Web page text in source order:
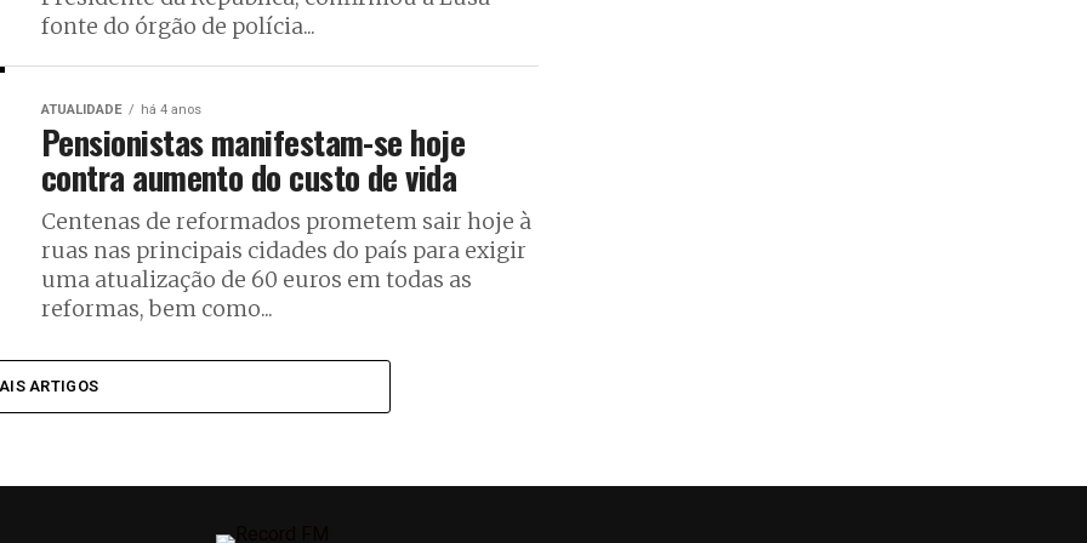
fonte do órgão de polícia...
ATUALIDADE há 4 anos
Pensionistas manifestam-se hoje
contra aumento do custo de vida
Centenas de reformados prometem sair hoje à
ruas nas principais cidades do país para exigir
uma atualização de 60 euros em todas as
reformas, bem como...
ARTIGOS